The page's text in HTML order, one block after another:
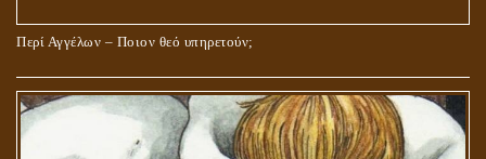
Περί Αγγέλων – Ποιον θεό υπηρετούν;